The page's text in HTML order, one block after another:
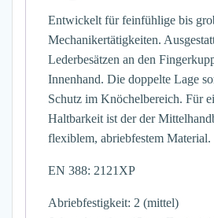
Entwickelt für feinfühlige bis
Mechanikertätigkeiten.
Lederbesätzen an den
Innenhand. Die doppelte Lage
Schutz im Knöchelbereich. Für
Haltbarkeit ist der der
flexiblem, abriebfestem Material.
EN 388: 2121XP
Abriebfestigkeit: 2 (mittel)